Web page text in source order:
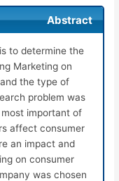
Abstract
to determine the
Marketing on
the type of
problem was
important of
affect consumer
an impact and
on consumer
was chosen